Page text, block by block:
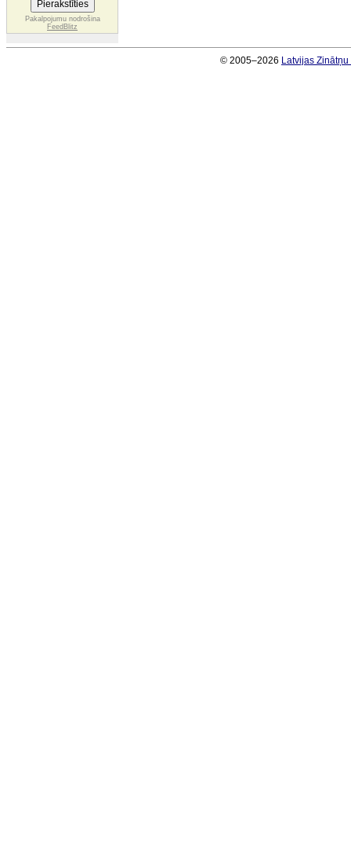
Pakalpojumu nodrošina
FeedBlitz
© 2005–2026 Latvijas